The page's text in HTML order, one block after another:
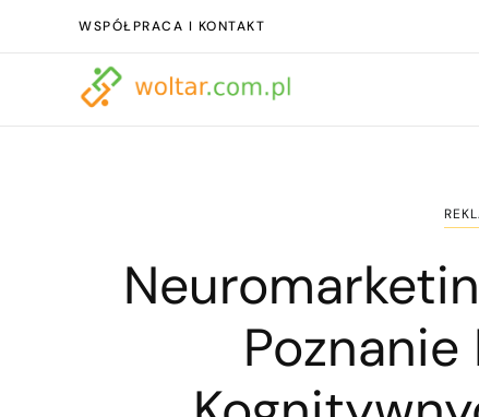
WSPÓŁPRACA I KONTAKT